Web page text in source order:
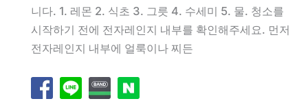
니다. 1. 레몬 2. 식초 3. 그릇 4. 수세미 5. 물. 청소를
시작하기 전에 전자레인지 내부를 확인해주세요. 먼저
전자레인지 내부에 얼룩이나 찌든